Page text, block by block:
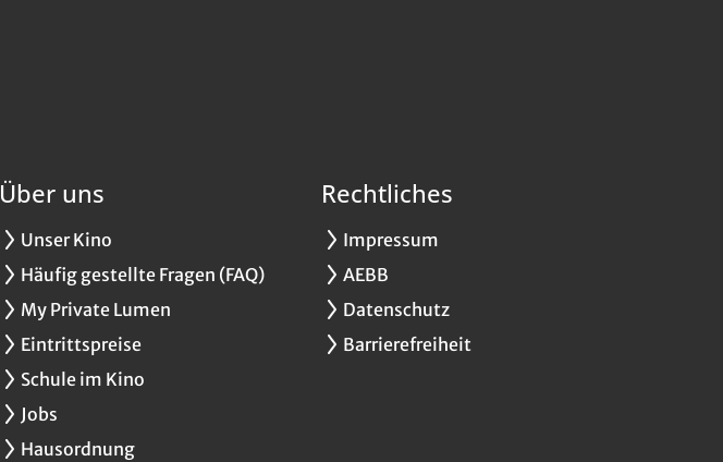
Über uns
Unser Kino
Häufig gestellte Fragen (FAQ)
My Private Lumen
Eintrittspreise
Schule im Kino
Jobs
Hausordnung
Rechtliches
Impressum
AEBB
Datenschutz
Barrierefreiheit